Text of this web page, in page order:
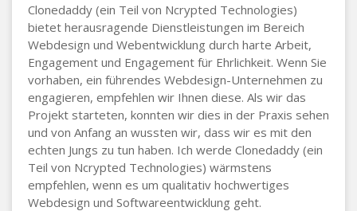
Clonedaddy (ein Teil von Ncrypted Technologies)
bietet herausragende Dienstleistungen im Bereich
Webdesign und Webentwicklung durch harte Arbeit,
Engagement und Engagement für Ehrlichkeit. Wenn Sie
vorhaben, ein führendes Webdesign-Unternehmen zu
engagieren, empfehlen wir Ihnen diese. Als wir das
Projekt starteten, konnten wir dies in der Praxis sehen
und von Anfang an wussten wir, dass wir es mit den
echten Jungs zu tun haben. Ich werde Clonedaddy (ein
Teil von Ncrypted Technologies) wärmstens
empfehlen, wenn es um qualitativ hochwertiges
Webdesign und Softwareentwicklung geht.